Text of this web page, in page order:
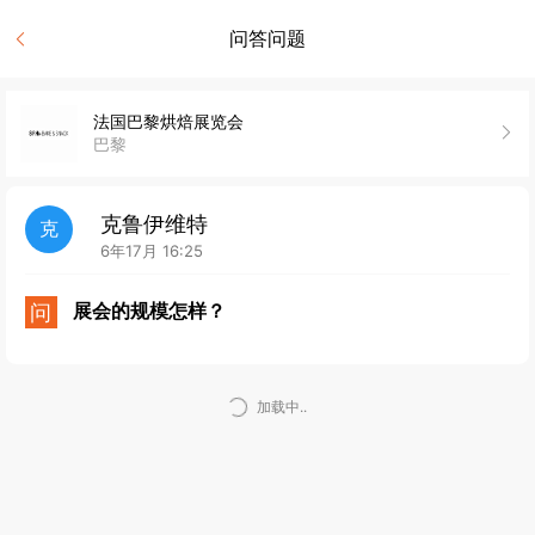
问答问题
法国巴黎烘焙展览会
巴黎
克 克鲁伊维特
6年17月 16:25
问 展会的规模怎样？
加载中..